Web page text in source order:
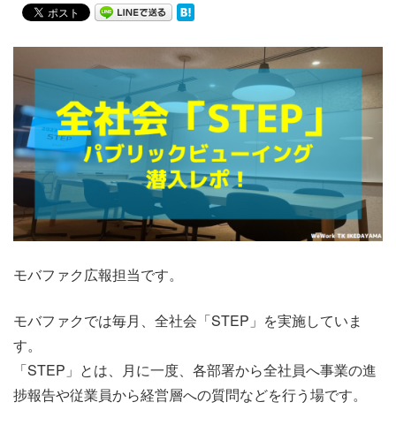
モバファク広報担当です。
モバファクでは毎月、 全社会「STEP」を実施していま
す。
「STEP」とは、月に一度、各部署から全社員へ事業の進
捗報告や従業員から経営層への質問などを行う場です。